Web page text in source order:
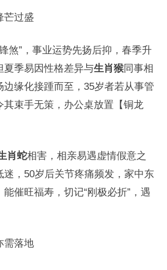
芒过盛
煞”，事业运势先扬后抑，春季升
夏季易因性格差异与生肖猴同事相
缘化接踵而至，35岁者若从事管
其束手无策，办公桌放置【铜龙
肖蛇相害，相亲易遇虚情假意之
迷，50岁后关节疼痛频发，家中东
催旺福寿，切记“刚极必折”，遇
需落地